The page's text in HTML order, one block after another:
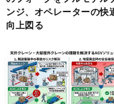
ンジ、オペレーターの快
向上図る